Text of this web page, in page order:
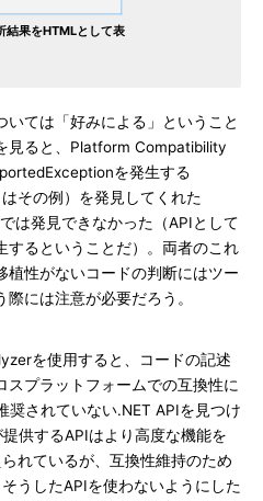
果をHTMLとして表
ては「好みによる」ということ
見ると、Platform Compatibility
を発生する
その例）を発見してくれた
は発見できなかった（APIとして
するということだ）。両者のこれ
植性がないコードの判断にはツー
には注意が必要だろう。
を使用すると、コードの記述
スプラットフォームでの互換性に
奨されていない.NET APIを見つけ
供するAPIはより高度な機能を
れているが、互換性維持のため
うしたAPIを使わないようにした